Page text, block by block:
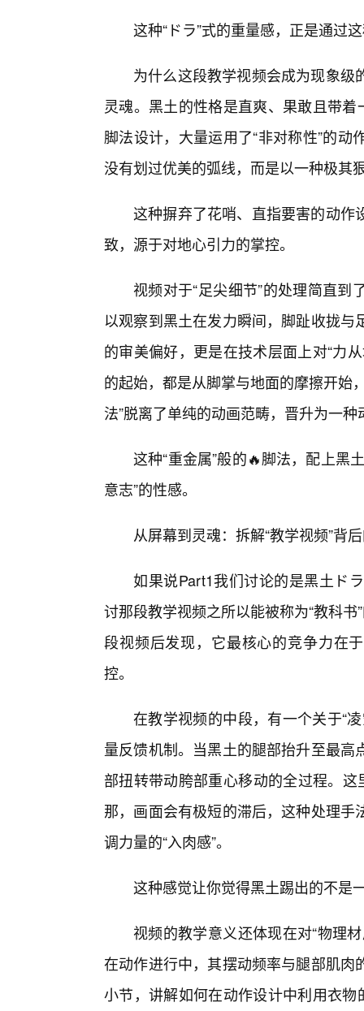
这种“ドラ”式的重量感，正是通过
为什么这段教学视频会成为现象
灵魂。黑土的性格是直爽、果敢且带
脚法设计，大量运用了“非对称性”的
没有划过优美的弧线，而是以一种极其
这种摒弃了花哨、直指要害的动作
致，源于对地心引力的掌控。
视频对于“足尖细节”的处理简直
以观察到黑土在发力瞬间，脚趾收拢
的审美偏好，更是在技术层面上对“力
的起始，都是从脚掌与地面的摩擦开始
法”脱离了单纯的动画范畴，晋升为一
这种“重金属”般的🔥脚法，配上黑
意志”的性感。
从屏幕到灵魂：拆解“教学视频”背
如果说Part1我们讨论的是黑土ド
讨那段教学视频之所以能被称为“教科
段视频后发现，它最核心的竞争力在
控。
在教学视频的中段，有一个关于“
量反馈机制。当黑土的腿部抬升至最
部扭转带动胯部重心移动的全过程。
那，画面会有极短的滞后，这种处理
调力量的“入肉感”。
这种感觉让你觉得黑土踢出的不是
视频的教学意义还体现在对“物理
在动作进行中，其摆动频率与腿部肌
小节，讲解如何在动作设计中利用衣